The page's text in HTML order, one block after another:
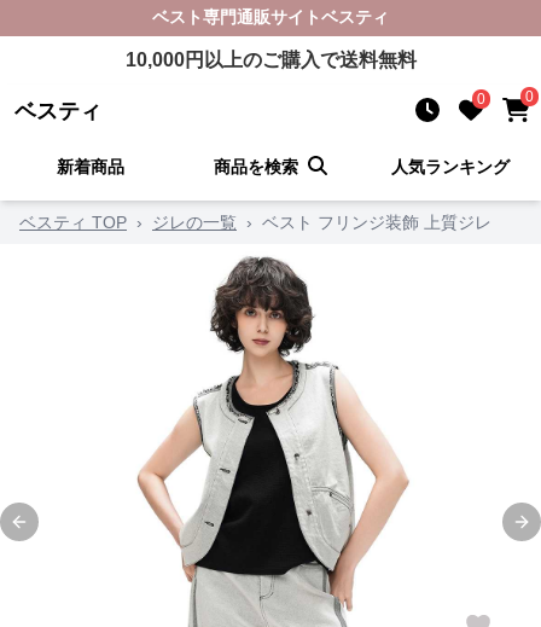
ベスト専門通販サイトベスティ
10,000円以上のご購入で送料無料
ベスティ 0 0
新着商品 商品を検索 人気ランキング
ベスティ TOP › ジレの一覧 › ベスト フリンジ装飾 上質ジレ
Previous slide